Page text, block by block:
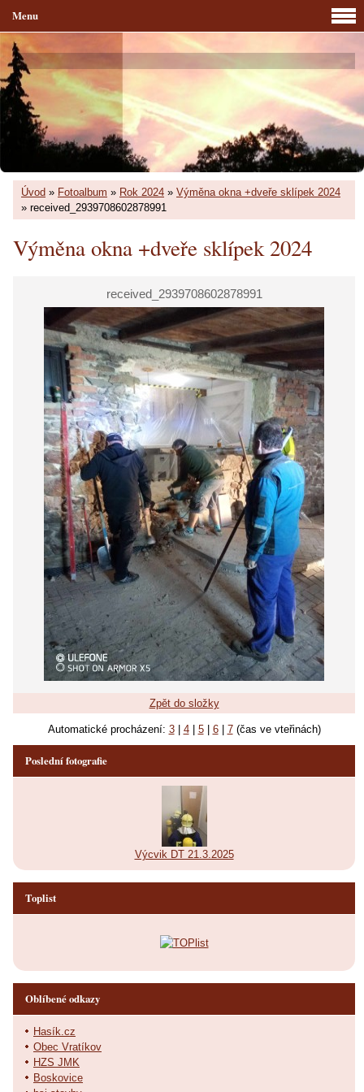
Úvod » Fotoalbum » Rok 2024 » Výměna okna +dveře sklípek 2024
» received_2939708602878991
Výměna okna +dveře sklípek 2024
received_2939708602878991
Zpět do složky
Automatické procházení: 3| 4| 5| 6| 7(čas ve vteřinách)
Menu
Poslední fotografie
Výcvik DT 21.3.2025
Toplist
Oblíbené odkazy
Hasík.cz
Obec Vratíkov
HZS JMK
Boskovice